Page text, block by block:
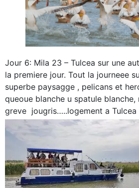
Jour 6: Mila 23 – Tulcea sur une
la premiere jour. Tout la journeee
superbe paysagge , pelicans et
queoue blanche u spatule
greve jougris…..logement a Tulcea